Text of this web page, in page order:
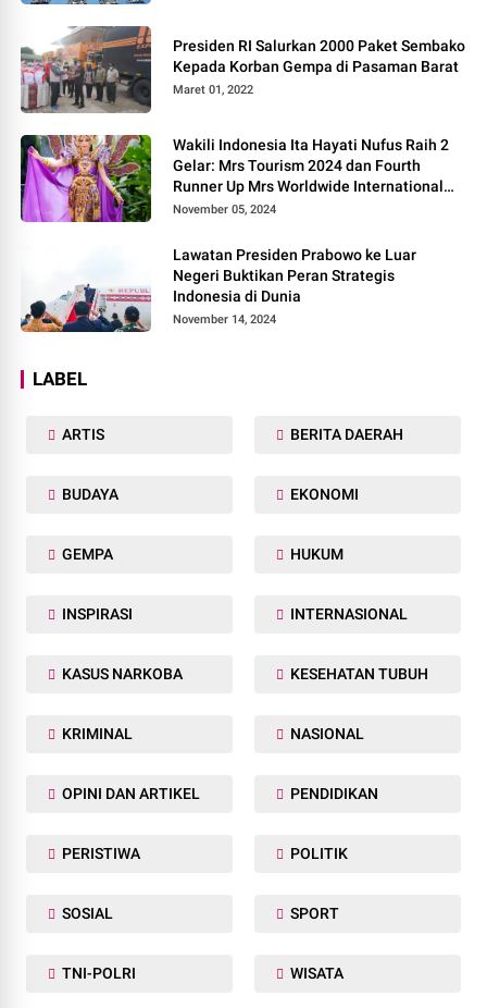
Presiden RI Salurkan 2000 Paket Sembako
Kepada Korban Gempa di Pasaman Barat
Maret 01, 2022
Wakili Indonesia Ita Hayati Nufus Raih 2
Gelar: Mrs Tourism 2024 dan Fourth
Runner Up Mrs Worldwide International
2024, di Pemilihan Mrs Worldwide 2024
November 05, 2024
Lawatan Presiden Prabowo ke Luar
Negeri Buktikan Peran Strategis
Indonesia di Dunia
November 14, 2024
LABEL
ARTIS BERITA DAERAH
BUDAYA EKONOMI
GEMPA HUKUM
INSPIRASI INTERNASIONAL
KASUS NARKOBA KESEHATAN TUBUH
KRIMINAL NASIONAL
OPINI DAN ARTIKEL PENDIDIKAN
PERISTIWA POLITIK
SOSIAL SPORT
TNI-POLRI WISATA